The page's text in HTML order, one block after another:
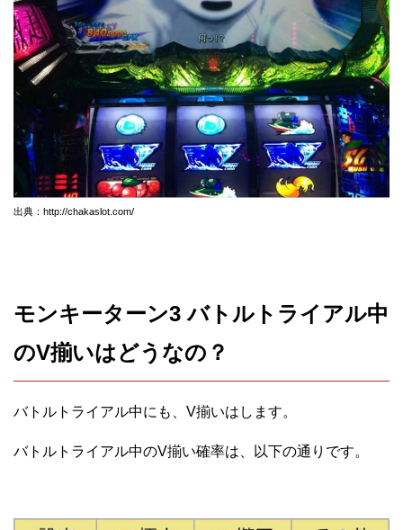
出典：http://chakaslot.com/
モンキーターン3 バトルトライアル中
のV揃いはどうなの？
バトルトライアル中にも、V揃いはします。
バトルトライアル中のV揃い確率は、以下の通りです。